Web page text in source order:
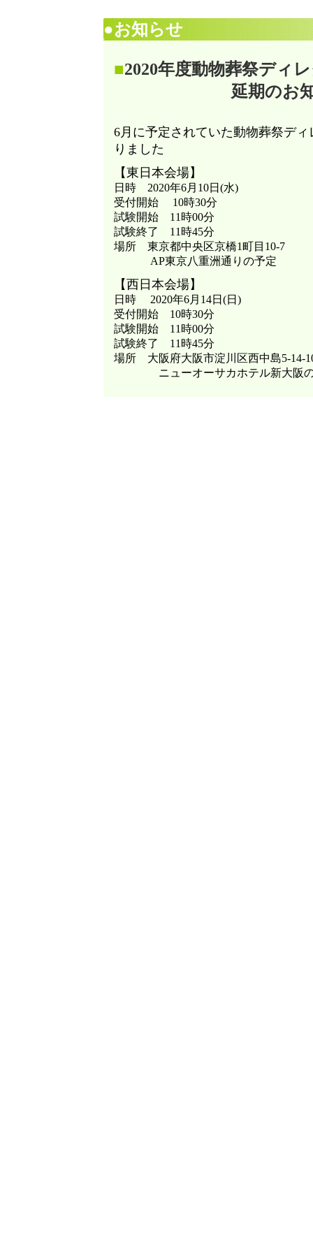
●お知らせ
■2020年度動物葬祭ディ
延期のお知
6月に予定されていた動物葬祭デ
りました
【東日本会場】
日時 2020年6月10日(水)
受付開始 10時30分
試験開始 11時00分
試験終了 11時45分
場所 東京都中央区京橋1町目10-7
AP東京八重洲通りの予定
【西日本会場】
日時 2020年6月14日(日)
受付開始 10時30分
試験開始 11時00分
試験終了 11時45分
場所 大阪府大阪市淀川区西中島5-
ニューオーサカホテル新大阪の